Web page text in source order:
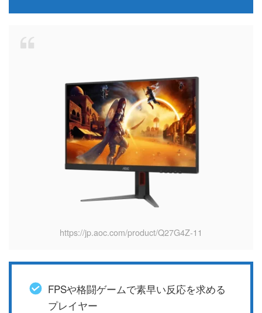
https://jp.aoc.com/product/Q27G4Z-11
FPSや格闘ゲームで素早い反応を求める
プレイヤー